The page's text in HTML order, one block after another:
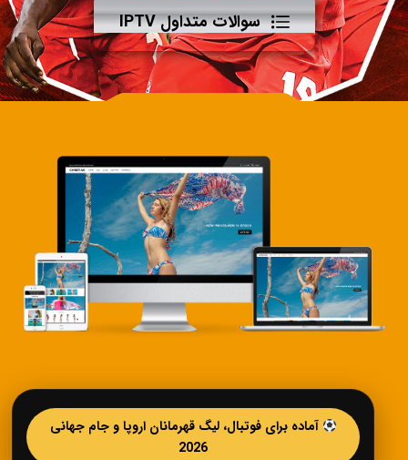
سوالات متداول IPTV
آماده برای فوتبال، لیگ قهرمانان اروپا و جام جهانی
2026